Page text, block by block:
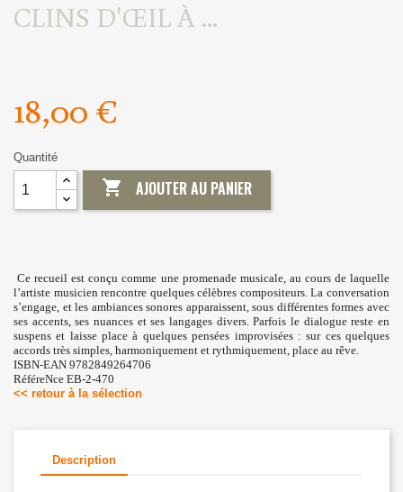
CLINS D'ŒIL À ...
18,00 €
Quantité
 AJOUTER AU PANIER
Ce recueil est conçu comme une promenade musicale, au cours de laquelle
l’artiste musicien rencontre quelques célèbres compositeurs. La conversation
s’engage, et les ambiances sonores apparaissent, sous différentes formes avec
ses accents, ses nuances et ses langages divers. Parfois le dialogue reste en
suspens et laisse place à quelques pensées improvisées : sur ces quelques
accords très simples, harmoniquement et rythmiquement, place au rêve.
ISBN-EAN 9782849264706
RéféreNce EB-2-470
<< retour à la sélection
Description